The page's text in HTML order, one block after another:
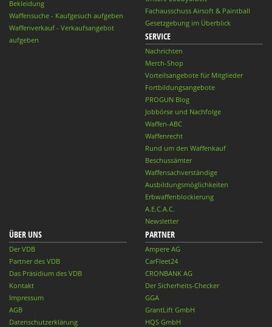
Bekleidung
Waffensuche - Kaufgesuch aufgeben
Waffenverkauf - Verkaufsangebot
aufgeben
Fachausschuss Airsoft & Paintball
Gesetzgebung im Überblick
SERVICE
Nachrichten
Merch-Shop
Vorteilsangebote für Mitglieder
Fortbildungsangebote
PROGUN Blog
Jobbörse und Nachfolge
Waffen-ABC
Waffenrecht
Rund um den Waffenkauf
Beschussämter
Waffensachverständige
Ausbildungsmöglichkeiten
Erbwaffenblockierung
A.E.C.A.C.
Newsletter
ÜBER UNS
Der VDB
Partner des VDB
Das Präsidium des VDB
Kontakt
Impressum
AGB
Datenschutzerklärung
PARTNER
Ampere AG
CarFleet24
CRONBANK AG
Der Sicherheits-Checker
GGA
GrantLift GmbH
HQS GmbH